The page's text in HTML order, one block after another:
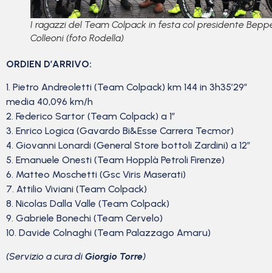
I ragazzi del Team Colpack in festa col presidente
Colleoni (foto Rodella)
ORDIEN D’ARRIVO:
1. Pietro Andreoletti (Team Colpack) km 144 in 3h35’29”
media 40,096 km/h
2. Federico Sartor (Team Colpack) a 1″
3. Enrico Logica (Gavardo Bi&Esse Carrera Tecmor)
4. Giovanni Lonardi (General Store bottoli Zardini) a 12″
5. Emanuele Onesti (Team Hopplà Petroli Firenze)
6. Matteo Moschetti (Gsc Viris Maserati)
7. Attilio Viviani (Team Colpack)
8. Nicolas Dalla Valle (Team Colpack)
9. Gabriele Bonechi (Team Cervelo)
10. Davide Colnaghi (Team Palazzago Amaru)
(Servizio a cura di Giorgio Torre)